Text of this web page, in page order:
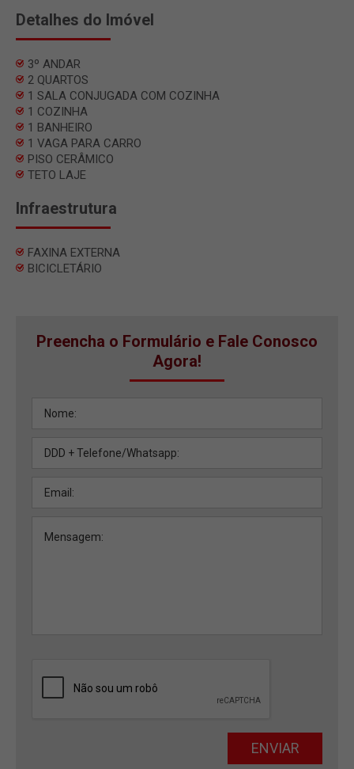
Detalhes do Imóvel
3º ANDAR
2 QUARTOS
1 SALA CONJUGADA COM COZINHA
1 COZINHA
1 BANHEIRO
1 VAGA PARA CARRO
PISO CERÂMICO
TETO LAJE
Infraestrutura
FAXINA EXTERNA
BICICLETÁRIO
Preencha o Formulário e Fale Conosco
Agora!